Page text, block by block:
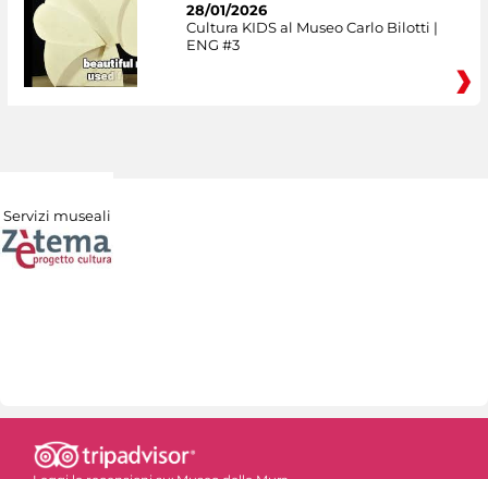
28/01/2026
Cultura KIDS al Museo Carlo Bilotti |
ENG #3
Servizi museali